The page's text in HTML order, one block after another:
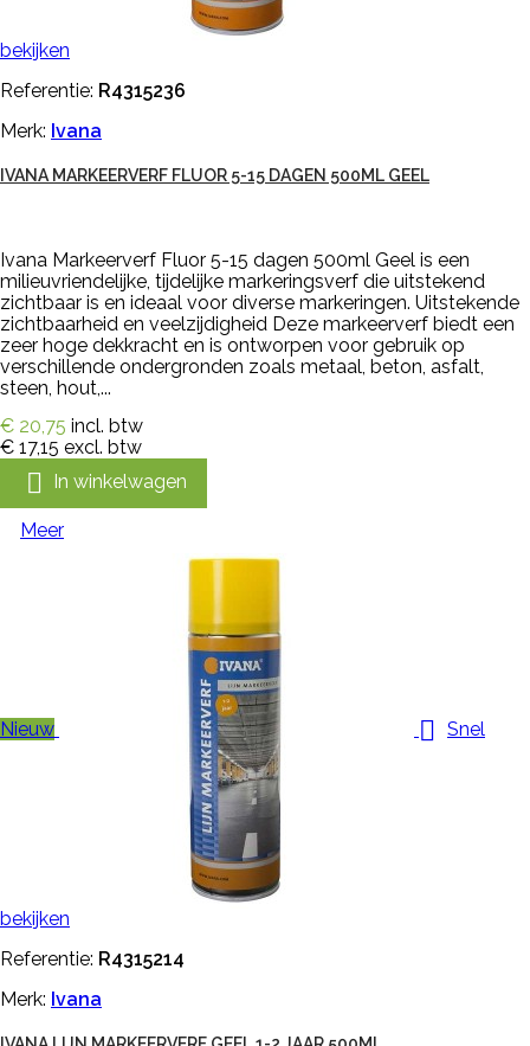
bekijken
Referentie: R4315236
Merk: Ivana
IVANA MARKEERVERF FLUOR 5-15 DAGEN 500ML GEEL
Ivana Markeerverf Fluor 5-15 dagen 500ml Geel is een
milieuvriendelijke, tijdelijke markeringsverf die uitstekend
zichtbaar is en ideaal voor diverse markeringen. Uitstekende
zichtbaarheid en veelzijdigheid Deze markeerverf biedt een
zeer hoge dekkracht en is ontworpen voor gebruik op
verschillende ondergronden zoals metaal, beton, asfalt,
steen, hout,...
€ 20,75 incl. btw
€ 17,15 excl. btw
 In winkelwagen
Meer
Nieuw  Snel
bekijken
Referentie: R4315214
Merk: Ivana